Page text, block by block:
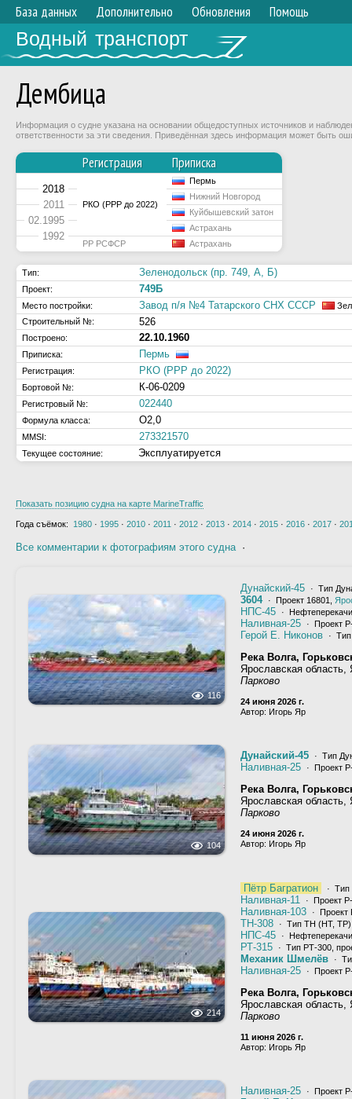
База данных Дополнительно Обновления Помощь
Водный транспорт
Дембица
Информация о судне указана на основании общедоступных источников и
ответственности за эти сведения. Приведённая здесь информация может быть
Регистрация Приписка
2018
РКО (РРР до 2022)
Пермь
2011
Нижний Новгород
02.1995
Куйбышевский затон
1992
Астрахань
РР РСФСР
Астрахань
Тип: Зеленодольск (пр. 749, А, Б)
Проект: 749Б
Место постройки: Завод п/я №4 Татарского СНХ СССР
Строительный №:
526
Построено: 22.10.1960
Приписка: Пермь
Регистрация: РКО (РРР до 2022)
Бортовой №: К-06-0209
Регистровый №: 022440
Формула класса: О2,0
MMSI: 273321570
Текущее состояние: Эксплуатируется
Показать позицию судна на карте MarineTraffic
Года съёмок: 1980 · 1995 · 2010 · 2011 · 2012 · 2013 · 2014 · 2015 · 2016 · 2017 ·
Все комментарии к фотографиям этого судна·
116
Дунайский-45 · Тип
3604 · Проект 16801,
НПС-45 ·
Наливная-25 · Проект
Герой Е. Никонов ·
Река Волга,
Ярославская область,
Парково
24 июня 2026 г.
Автор: Игорь Яр
104
Дунайский-45 · Тип
Наливная-25 · Проект
Река Волга,
Ярославская область,
Парково
24 июня 2026 г.
Автор: Игорь Яр
214
Пётр Багратион · Тип
Наливная-11 · Проект
Наливная-103 · Проект
ТН-308 · Тип ТН (НТ,
НПС-45 ·
РТ-315 · Тип РТ-300,
Механик Шмелёв ·
Наливная-25 · Проект
Река Волга,
Ярославская область,
Парково
11 июня 2026 г.
Автор: Игорь Яр
Наливная-25 · Проект